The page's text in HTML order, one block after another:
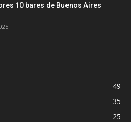
10 bares de Buenos Aires
49
35
25